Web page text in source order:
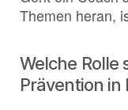
Themen heran,
Welche Rolle
Prävention in